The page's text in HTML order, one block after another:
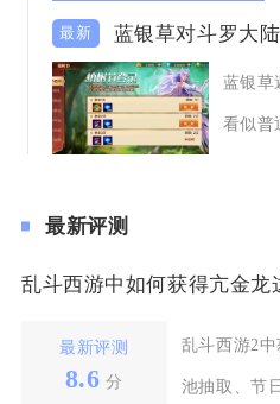
蓝银草对斗罗大
蓝银草
看似普
最新评测
乱斗西游中如何获得亢金龙
最新评测
8.6 分
乱斗西游2
池抽取、节